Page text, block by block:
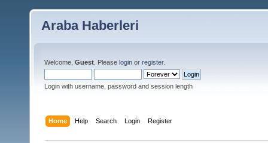
Araba Haberleri
Welcome, Guest . Please login or register.
Login with username, password and session length
Home Help Search Login Register